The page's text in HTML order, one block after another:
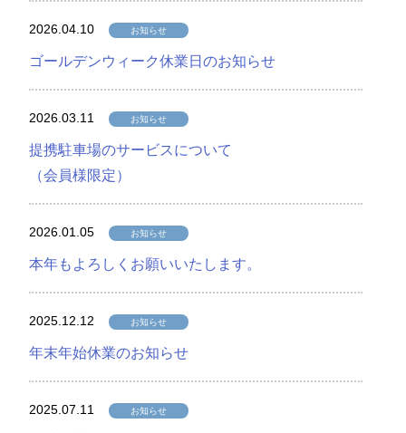
2026.04.10 お知らせ
ゴールデンウィーク休業日のお知らせ
2026.03.11 お知らせ
提携駐車場のサービスについて
（会員様限定）
2026.01.05 お知らせ
本年もよろしくお願いいたします。
2025.12.12 お知らせ
年末年始休業のお知らせ
2025.07.11 お知らせ